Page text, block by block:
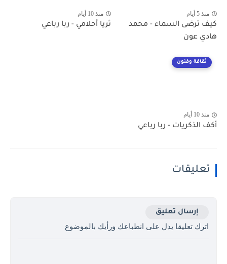
منذ 5 أيام
كيف ترضى السماء - محمد
هادي عون
منذ 10 أيام
ثريا أحلامي - ربا رباعي
ثقافة وفنون
منذ 10 أيام
أكف الذكريات - ربا رباعي
تعليقات
إرسال تعليق
اترك تعليقا يدل على انطباعك ورأيك بالموضوع